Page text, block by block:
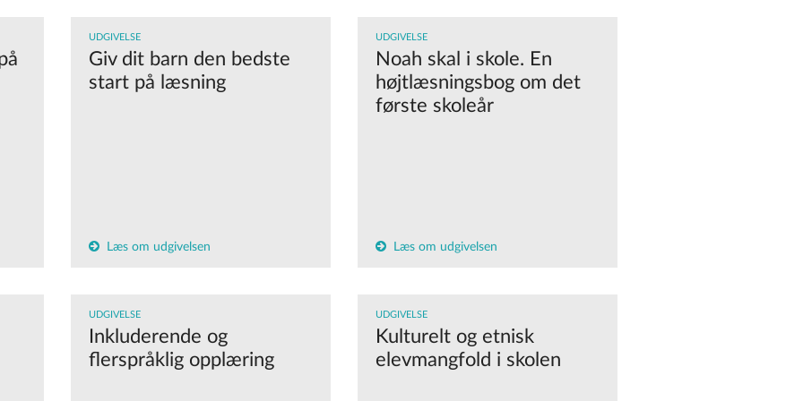
UDGIVELSE
Giv dit barn den bedste
start på læsning
Læs om udgivelsen
UDGIVELSE
Noah skal i skole. En
højtlæsningsbog om det
første skoleår
Læs om udgivelsen
UDGIVELSE
Inkluderende og
flerspråklig opplæring
UDGIVELSE
Kulturelt og etnisk
elevmangfold i skolen